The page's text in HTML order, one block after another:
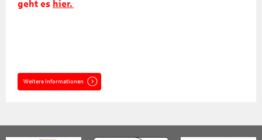
geht es hier.
Weitere Informationen